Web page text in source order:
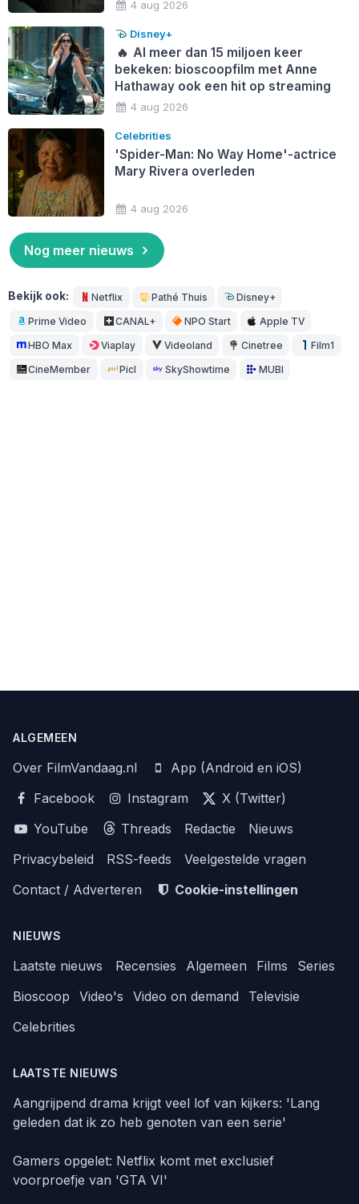
4 aug 2026
Disney+
🔥 Al meer dan 15 miljoen keer
bekeken: bioscoopfilm met Anne
Hathaway ook een hit op streaming
4 aug 2026
Celebrities
'Spider-Man: No Way Home'-actrice
Mary Rivera overleden
4 aug 2026
Nog meer nieuws
Bekijk ook: Netflix Pathé Thuis Disney+
Prime Video CANAL+ NPO Start Apple TV
HBO Max Viaplay Videoland Cinetree Film1
CineMember Picl SkyShowtime MUBI
ALGEMEEN
Over FilmVandaag.nl
App (Android en iOS)
Facebook
Instagram
X (Twitter)
YouTube
Threads Redactie
Nieuws
Privacybeleid
RSS-feeds
Veelgestelde vragen
Contact / Adverteren
Cookie-instellingen
NIEUWS
Laatste nieuws Recensies Algemeen Films
Series
Bioscoop
Video's Video on demand
Televisie
Celebrities
LAATSTE NIEUWS
Aangrijpend drama krijgt veel lof van kijkers: 'Lang
geleden dat ik zo heb genoten van een serie'
Gamers opgelet: Netflix komt met exclusief
voorproefje van 'GTA VI'